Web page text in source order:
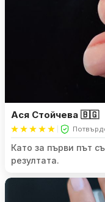
Ася Стойчева 🇧🇬
Като за първи път
резултата.